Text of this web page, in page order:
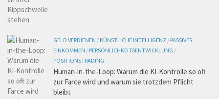
GELD VERDIENEN / KÜNSTLICHE INTELLIGENZ / PASSIVES
EINKOMMEN / PERSÖNLICHKEITSENTWICKLUNG /
POSITIONSTRADING
Human-in-the-Loop: Warum die KI-Kontrolle so oft
zur Farce wird und warum sie trotzdem Pflicht
bleibt